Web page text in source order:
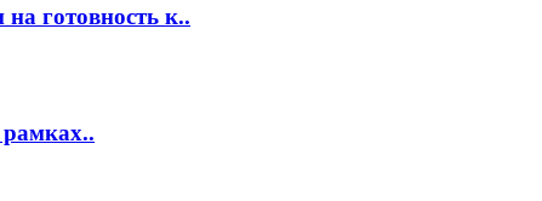
готовность к..